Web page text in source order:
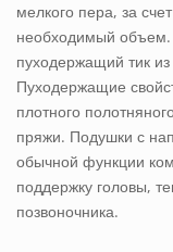
мелкого пера, за
необходимый объем.
пуходержащий тик из
Пуходержащие
плотного
пряжи. Подушки с
обычной функции
поддержку головы,
позвоночника.